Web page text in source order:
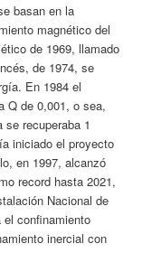
basan en la
magnético del
de 1969, llamado
de 1974, se
En 1984 el
Q de 0,001, o sea,
recuperaba 1
iniciado el proyecto
en 1997, alcanzó
record hasta 2021,
Nacional de
confinamiento
inercial con